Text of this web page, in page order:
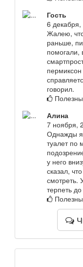
Гость
6 декабря,
Жалею,
раньше,
помогали,
говорил.
Алина
7 ноября,
Однажды я
туалет по
у него
сказал,
смотреть.
терпеть